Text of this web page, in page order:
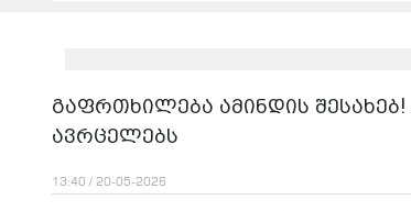
გაფრთხილება ამინდის
ავრცელებს
13:40 / 20-05-2026